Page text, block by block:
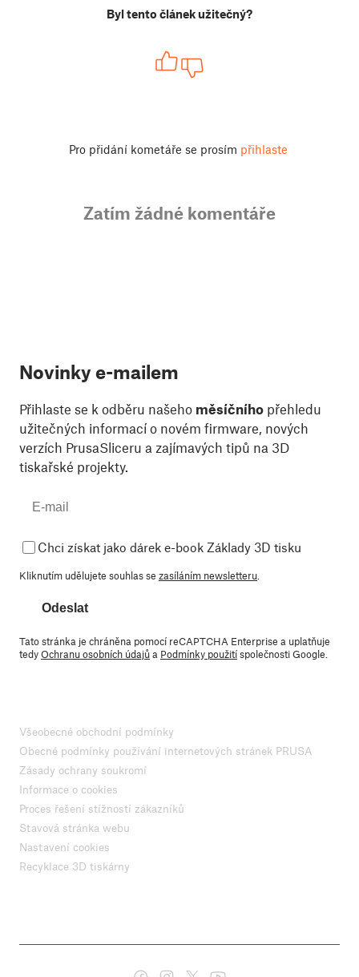
Byl tento článek užitečný?
Pro přidání kometáře se prosím přihlaste
Zatím žádné komentáře
Novinky e-mailem
Přihlaste se k odběru našeho měsíčního přehledu
užitečných informací o novém firmware, nových
verzích PrusaSliceru a zajímavých tipů na 3D
tiskařské projekty.
Chci získat jako dárek e-book Základy 3D tisku
Kliknutím udělujete souhlas se zasíláním newsletteru
Odeslat
Tato stránka je chráněna pomocí reCAPTCHA Enterprise a uplatňuje
tedyOchranu osobních údajůa Podmínky použitíspolečnosti Google.
Všeobecné obchodní podmínky
Obecné podmínky používání internetových stránek PRUSA
Zásady ochrany soukromí
Informace o cookies
Proces řešení stížností zákazníků
Stavová stránka webu
Nastavení cookies
Recyklace 3D tiskárny